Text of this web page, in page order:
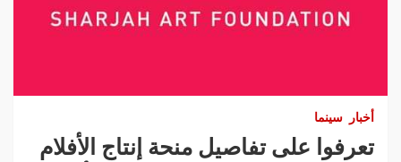
أخبار سينما
تعرفوا على تفاصيل منحة إنتاج الأفلام